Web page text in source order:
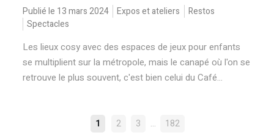
Publié le 13 mars 2024 Expos et ateliers
Restos
Spectacles
Les lieux cosy avec des espaces de jeux pour enfants
se multiplient sur la métropole, mais le canapé où l'on se
retrouve le plus souvent, c'est bien celui du Café...
NAVIGATION
1 2 3 … 182